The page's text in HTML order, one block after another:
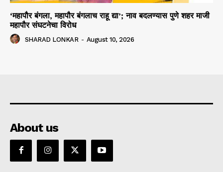
‘महापौर बंगला, महापौर बंगलाच राहू द्या’; नाव बदलण्यास पुणे शहर माजी
महापौर संघटनेचा विरोध
SHARAD LONKAR - August 10, 2026
About us